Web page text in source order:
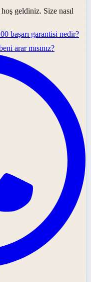
geldiniz. Size nasıl
başarı garantisi nedir?
arar mısınız?